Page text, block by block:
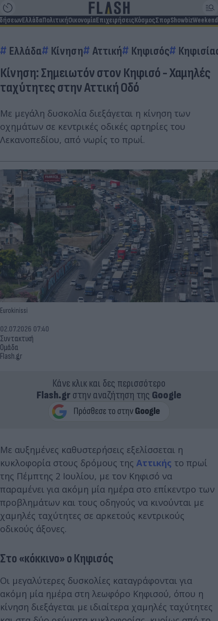
ΕλλάδαΠολιτικήΟικονομίαΕπιχειρήσειςΚόσμοςΣπορShowbizWeekend
Ελλάδα Κίνηση Αττική Κηφισός
Κίνηση: Σημειωτόν στον Κηφισό - Χαμηλές
ταχύτητες στην Αττική Οδό
Με μεγάλη δυσκολία διεξάγεται η κίνηση των
οχημάτων σε κεντρικές οδικές αρτηρίες του
Λεκανοπεδίου, από νωρίς το πρωί.
Eurokinissi
Συντακτική
Ομάδα
Flash.gr
02.07.2026 07:40
Κάνε κλικ και δες περισσότερο
Flash.grστην αναζήτηση της Google
Με αυξημένες καθυστερήσεις εξελίσσεται η
κυκλοφορία στους δρόμους της Αττικής το πρωί
της Πέμπτης 2 Ιουλίου, με τον Κηφισό να
παραμένει για ακόμη μία ημέρα στο επίκεντρο των
προβλημάτων και τους οδηγούς να κινούνται με
χαμηλές ταχύτητες σε αρκετούς κεντρικούς
οδικούς άξονες.
Στο «κόκκινο» ο Κηφισός
Οι μεγαλύτερες δυσκολίες καταγράφονται για
ακόμη μία ημέρα στη λεωφόρο Κηφισού, όπου η
κίνηση διεξάγεται με ιδιαίτερα χαμηλές ταχύτητες